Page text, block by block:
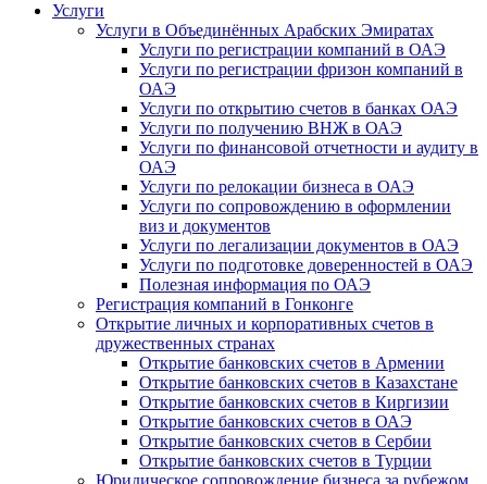
Услуги
Услуги в Объединённых Арабских Эмиратах
Услуги по регистрации компаний в ОАЭ
Услуги по регистрации фризон компаний в
ОАЭ
Услуги по открытию счетов в банках ОАЭ
Услуги по получению ВНЖ в ОАЭ
Услуги по финансовой отчетности и аудиту в
ОАЭ
Услуги по релокации бизнеса в ОАЭ
Услуги по сопровождению в оформлении
виз и документов
Услуги по легализации документов в ОАЭ
Услуги по подготовке доверенностей в ОАЭ
Полезная информация по ОАЭ
Регистрация компаний в Гонконге
Открытие личных и корпоративных счетов в
дружественных странах
Открытие банковских счетов в Армении
Открытие банковских счетов в Казахстане
Открытие банковских счетов в Киргизии
Открытие банковских счетов в ОАЭ
Открытие банковских счетов в Сербии
Открытие банковских счетов в Турции
Юридическое сопровождение бизнеса за рубежом